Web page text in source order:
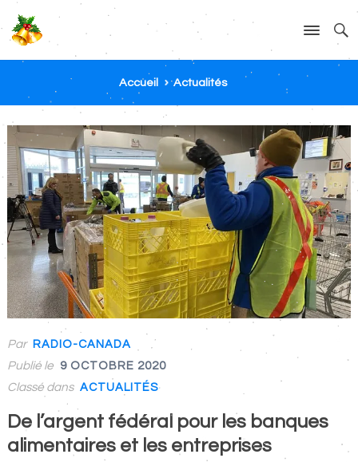
Accueil Actualités
Par RADIO-CANADA
Publié le 9 OCTOBRE 2020
Classé dans ACTUALITÉS
De l’argent fédéral pour les banques
alimentaires et les entreprises